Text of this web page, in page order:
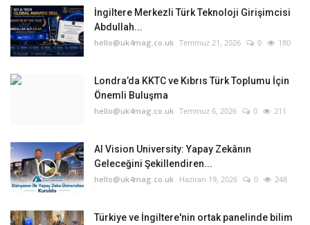
İngiltere Merkezli Türk Teknoloji Girişimcisi
Abdullah...
hello@uk4mag.co.uk Temmuz 21, 2026 0 180
Londra’da KKTC ve Kıbrıs Türk Toplumu İçin
Önemli Buluşma
hello@uk4mag.co.uk Temmuz 6, 2026 0 211
AI Vision University: Yapay Zekânın
Geleceğini Şekillendiren...
hello@uk4mag.co.uk Haziran 19, 2026 0 248
Türkiye ve İngiltere'nin ortak panelinde bilim